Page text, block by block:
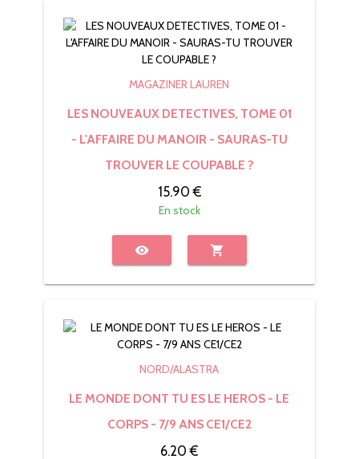
MAGAZINER LAUREN
LES NOUVEAUX DETECTIVES, TOME 01
- L'AFFAIRE DU MANOIR - SAURAS-TU
TROUVER LE COUPABLE ?
15.90 €
En stock
visibility shopping_cart
NORD/ALASTRA
LE MONDE DONT TU ES LE HEROS - LE
CORPS - 7/9 ANS CE1/CE2
6.20 €